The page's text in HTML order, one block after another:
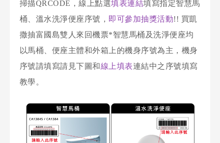
掃描QRCODE，線上點選填表連結填寫指定智慧馬
桶、溫水洗淨便座序號， 即可參加抽獎活動!! 買凱
撒抽富國島雙人來回機票*智慧馬桶及洗淨便座均
以馬桶、便座主體和外箱上的機身序號為主，機身
序號請填寫請見下圖和線上填表連結中之序號填寫
教學。